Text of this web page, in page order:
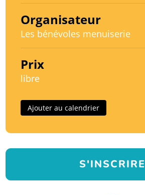
Organisateur
Les bénévoles menuiserie
Prix
libre
Ajouter au calendrier
S'INSCRIRE